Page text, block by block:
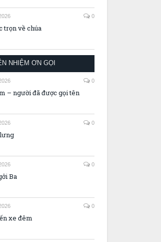
0
trọn về chúa
NHIỆM ƠN GỌI
0
– người đã được gọi tên
0
0
Ba
0
xe đêm